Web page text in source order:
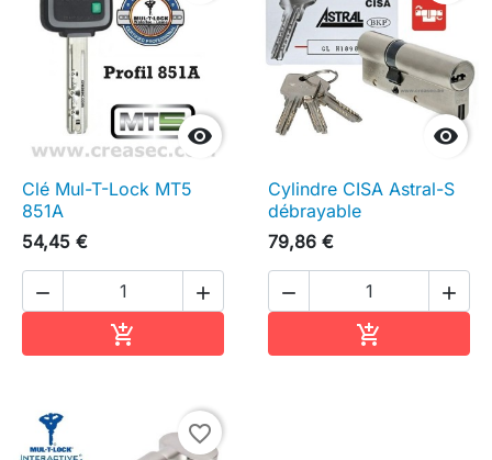

Clé Mul-T-Lock MT5
851A
54,45 €
 


Cylindre CISA Astral-S
débrayable
79,86 €
 

favorite_border